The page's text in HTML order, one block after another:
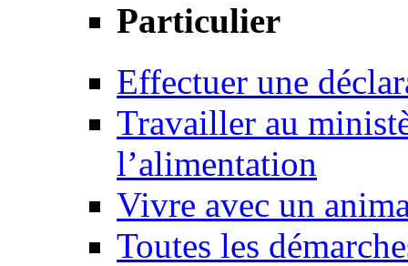
Particulier
Effectuer une
Travailler au
l’alimentation
Vivre avec un
Toutes les